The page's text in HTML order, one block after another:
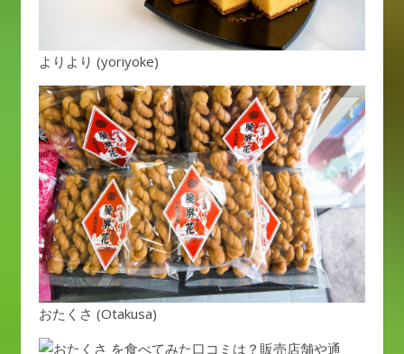
よりより (yoriyoke)
おたくさ (Otakusa)